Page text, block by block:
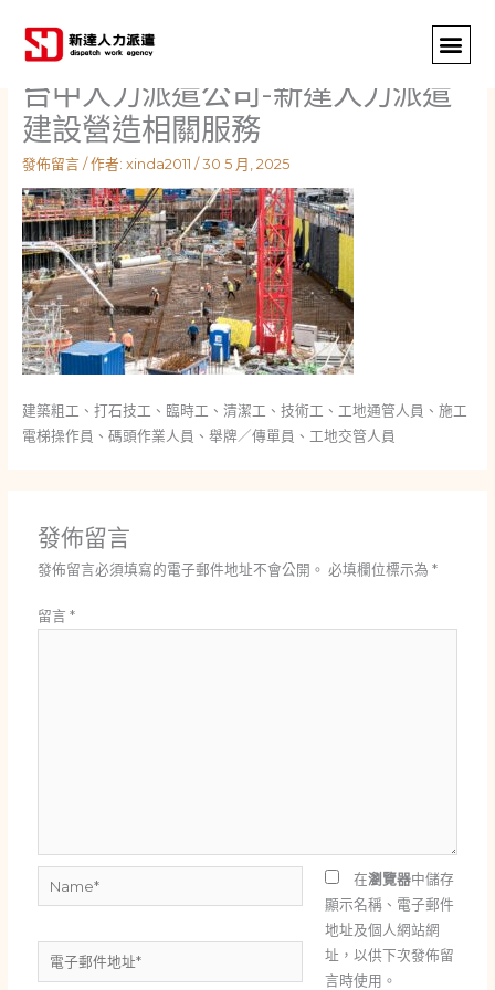
台中人力派遣公司-新達人力派遣
建設營造相關服務
發佈留言 / 作者: xinda2011 /30 5 月, 2025
建築粗工、打石技工、臨時工、清潔工、技術工、工地通管人員、施工
電梯操作員、碼頭作業人員、舉牌／傳單員、工地交管人員
發佈留言
發佈留言必須填寫的電子郵件地址不會公開。 必填欄位標示為*
留言*
電
子
在瀏覽器中儲存
顯示名稱、電子郵件
地址及個人網站網
址，以供下次發佈留
言時使用。